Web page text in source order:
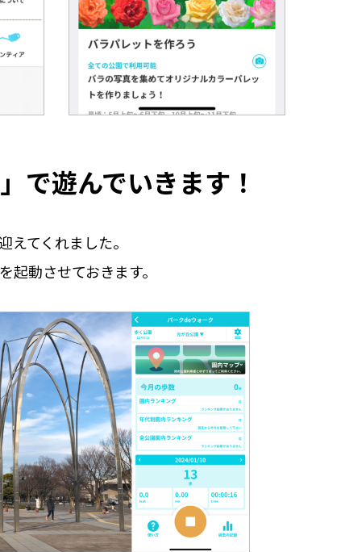
で遊んでいきます！
えてくれました。
起動させておきます。